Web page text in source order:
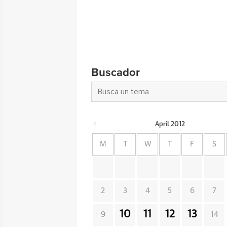
Buscador
April 2012
M W F S
2 3 4 5 6 7
9 10 11 12 13 14